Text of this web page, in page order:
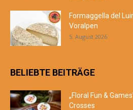
Formaggella del
Voralpen
5. August 2026
BELIEBTE BEITRÄGE
„Floral Fun &
Crosses